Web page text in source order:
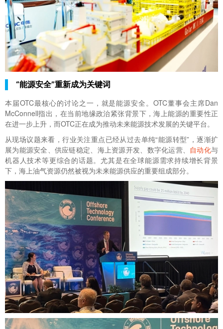
“能源安全”重新成为关键词
本届OTC最核心的讨论之一，就是能源安全。OTC董事会主席Dan
McConnell指出，在当前地缘政治紧张背景下，海上能源的重要性正
在进一步上升，而OTC正在成为推动未来能源技术发展的关键平台。
从现场议题来看，行业关注重点已经从过去单纯“能源转型”，逐渐扩
展为能源安全、供应链稳定、海上资源开发、数字化运营、 自动化与
机器人技术等更综合的话题。尤其是在全球能源需求持续增长背景
下，海上油气资源仍然被视为未来能源供应的重要组成部分。